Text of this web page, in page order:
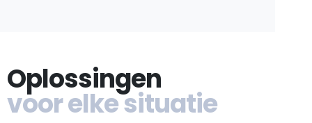
Oplossingen
voor elke situatie